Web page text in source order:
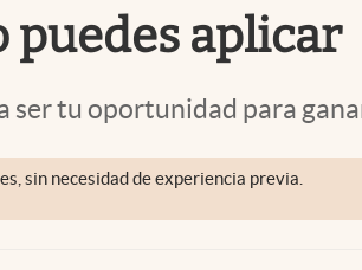
puedes aplicar
ser tu oportunidad para
sin necesidad de experiencia previa.